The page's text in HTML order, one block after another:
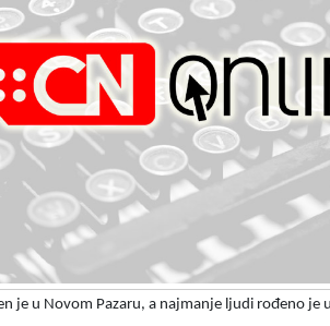
je u Novom Pazaru, a najmanje ljudi rođeno je